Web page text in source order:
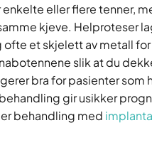
eller flere tenner,
kjeve. Helproteser
et skjelett av metall
slik at du
bra for pasienter som
gir usikker
behandling med